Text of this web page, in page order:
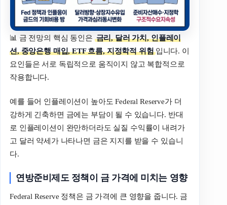
📊 금 전망의 핵심 동인은 금리, 달러 가치, 인플레이
션, 중앙은행 매입, ETF 흐름, 지정학적 위험입니다. 이
요인들은 서로 독립적으로 움직이지 않고 복합적으로
작용합니다.
예를 들어 인플레이션이 높아도 Federal Reserve가 더
강하게 긴축하면 금에는 부담이 될 수 있습니다. 반대
로 인플레이션이 완만하더라도 실질 수익률이 내려가
고 달러 약세가 나타나면 금은 지지를 받을 수 있습니
다.
연방준비제도 정책이 금 가격에 미치는 영향
Federal Reserve 정책은 금 가격에 큰 영향을 줍니다. 금